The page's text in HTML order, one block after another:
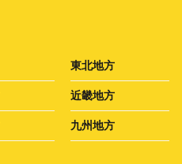
東北地方
近畿地方
九州地方